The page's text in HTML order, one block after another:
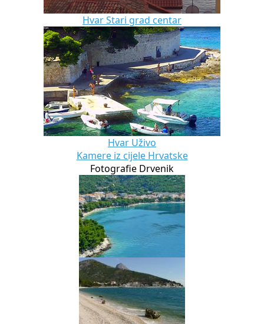
Hvar Stari grad centar
Hvar Uživo
Kamere iz cijele Hrvatske
Fotografie Drvenik